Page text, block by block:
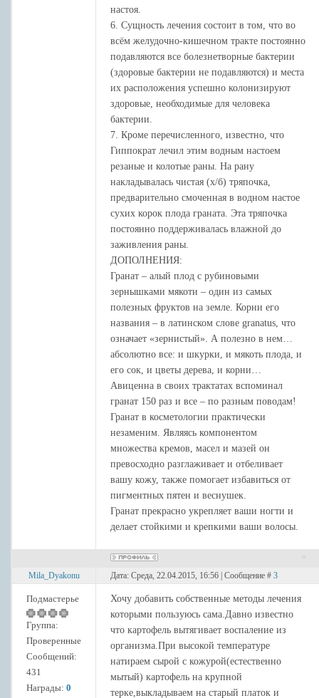
настоя.
6. Сущность лечения состоит в том, что во
всём желудочно-кишечном тракте постоянно
подавляются все болезнетворные бактерии
(здоровые бактерии не подавляются) и места
их расположения успешно колонизируют
здоровые, необходимые для человека
бактерии.
7. Кроме перечисленного, известно, что
Гиппократ лечил этим водным настоем
резаные и колотые раны. На рану
накладывалась чистая (х/б) тряпочка,
предварительно смоченная в водном настое
сухих корок плода граната. Эта тряпочка
постоянно поддерживалась влажной до
заживления раны.
ДОПОЛНЕНИЯ:
Гранат – алый плод с рубиновыми
зернышками мякоти – один из самых
полезных фруктов на земле. Корни его
названия – в латинском слове granatus, что
означает «зернистый». А полезно в нем…
абсолютно все: и шкурки, и мякоть плода, и
его сок, и цветы дерева, и корни…
Авиценна в своих трактатах вспоминал
гранат 150 раз и все – по разным поводам!
Гранат в косметологии практически
незаменим. Являясь компонентом
множества кремов, масел и мазей он
превосходно разглаживает и отбеливает
вашу кожу, также помогает избавиться от
пигментных пятен и веснушек.
Гранат прекрасно укрепляет ваши ногти и
делает стойкими и крепкими ваши волосы.
Mila_Dyakonu Дата: Среда, 22.04.2015, 16:56 | Сообщение # 3
Подмастерье
Группа:
Проверенные
Сообщений:
431
Награды: 0
Хочу добавить собственные методы лечения
которыми пользуюсь сама.Давно известно
что картофель вытягивает воспаление из
организма.При высокой температуре
натираем сырой с кожурой(естественно
мытый) картофель на крупной
терке,выкладываем на старый платок и